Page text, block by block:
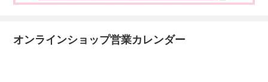
オンラインショップ営業カレンダー